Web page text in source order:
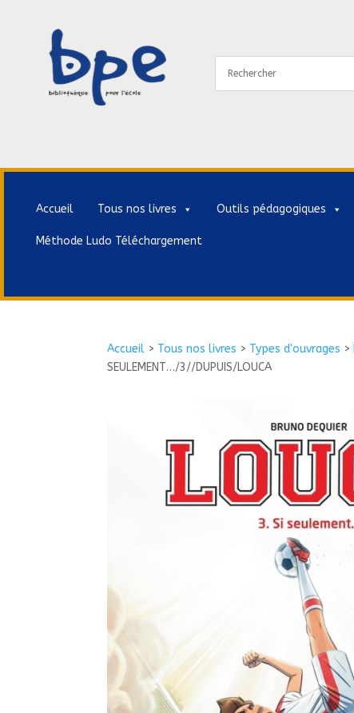
Accueil Tous nos livres Outils pédagogiques
Méthode Ludo Téléchargement
Accueil > Tous nos livres > Types d'ouvrages >
SEULEMENT…/3//DUPUIS/LOUCA